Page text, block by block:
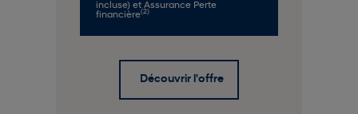
incluse) et Assurance Perte
financière(2)
Découvrir l'offre